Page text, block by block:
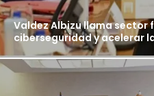
Valdez Albizu llama sector
ciberseguridad y acelerar